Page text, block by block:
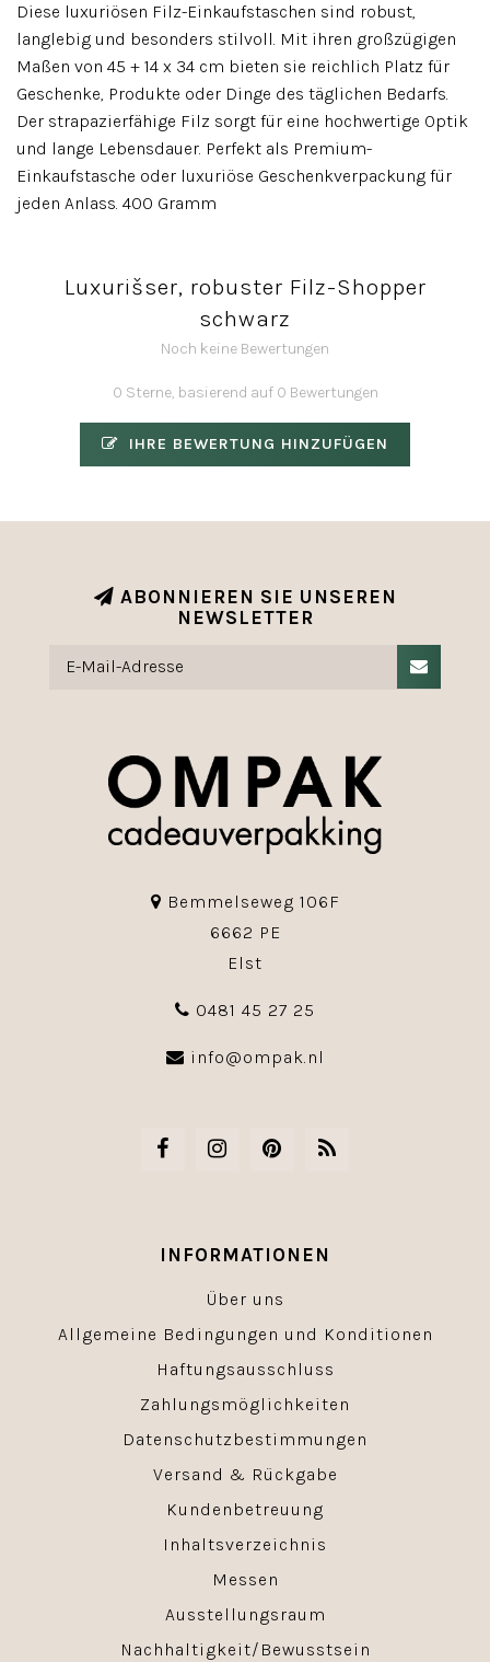
Diese luxuriösen Filz-Einkaufstaschen sind robust,
langlebig und besonders stilvoll. Mit ihren großzügigen
Maßen von 45 + 14 x 34 cm bieten sie reichlich Platz für
Geschenke, Produkte oder Dinge des täglichen Bedarfs.
Der strapazierfähige Filz sorgt für eine hochwertige Optik
und lange Lebensdauer. Perfekt als Premium-
Einkaufstasche oder luxuriöse Geschenkverpackung für
jeden Anlass. 400 Gramm
Luxurišser, robuster Filz-Shopper
schwarz
Noch keine Bewertungen
0 Sterne, basierend auf 0 Bewertungen
IHRE BEWERTUNG HINZUFÜGEN
ABONNIEREN SIE UNSEREN
NEWSLETTER
Bemmelseweg 106F
6662 PE
Elst
0481 45 27 25
info@ompak.nl
INFORMATIONEN
Über uns
Allgemeine Bedingungen und Konditionen
Haftungsausschluss
Zahlungsmöglichkeiten
Datenschutzbestimmungen
Versand & Rückgabe
Kundenbetreuung
Inhaltsverzeichnis
Messen
Ausstellungsraum
Nachhaltigkeit/Bewusstsein